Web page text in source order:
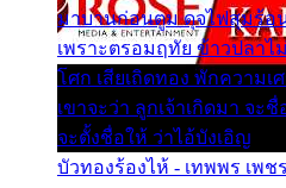
มาบานก่อนตูม ดุจไฟสุมร้อ
เพราะตรอมฤทัย ข้าวปลาไ
โศก เสียเถิดทอง พักความเ
เขาจะว่า ลูกเจ้าเกิดมา จะ
จะตั้งชื่อให้ ว่าไอ้บังเอิญ
บัวทองร้องไห้ - เทพพร เพช